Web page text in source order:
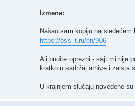
Izmena:
Našao sam kopiju na sledećem
https://oss-it.ru/en/906
Ali budite oprezni - sajt mi nije
kratko u sadržaj arhive i zaista
U krajnjem slučaju navedene